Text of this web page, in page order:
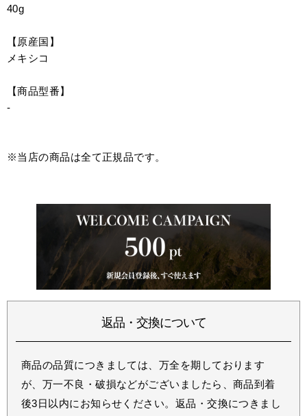
40g
【原産国】
メキシコ
【商品型番】
-
※当店の商品は全て正規品です。
返品・交換について
商品の品質につきましては、万全を期しております
が、万一不良・破損などがございましたら、商品到着
後3日以内にお知らせください。返品・交換につきまし